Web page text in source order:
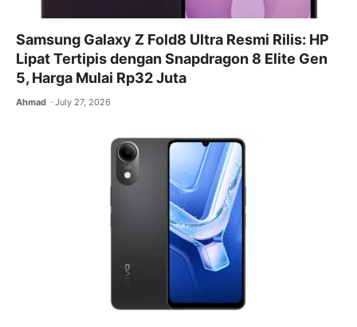
Samsung Galaxy Z Fold8 Ultra Resmi Rilis: HP
Lipat Tertipis dengan Snapdragon 8 Elite Gen
5, Harga Mulai Rp32 Juta
Ahmad July 27, 2026